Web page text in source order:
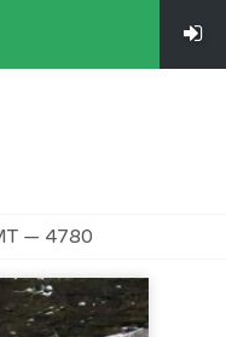
— 4780